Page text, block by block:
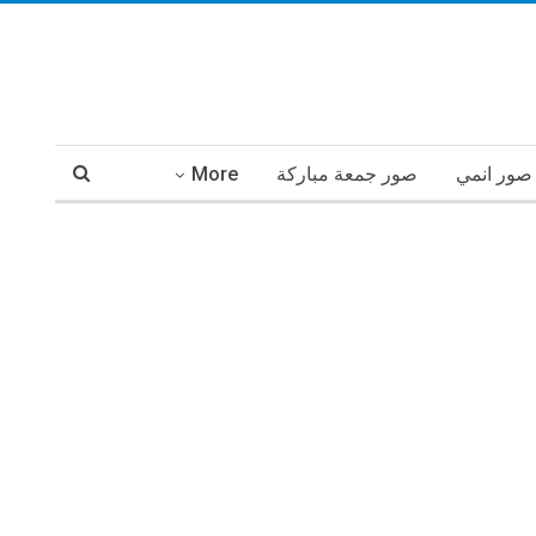
صور انمي صور جمعة مباركة More